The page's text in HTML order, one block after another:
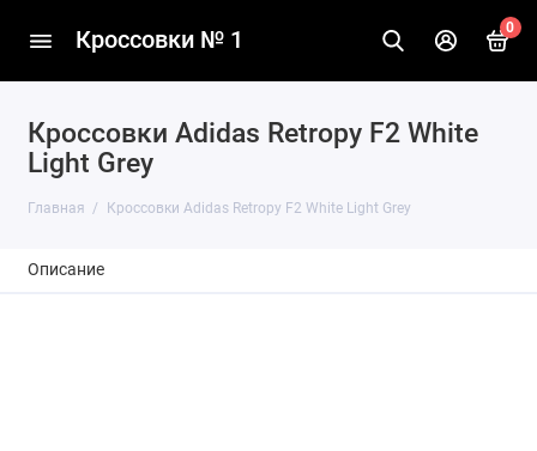
Кроссовки № 1 0
Кроссовки Adidas Retropy F2 White
Light Grey
Главная Кроссовки Adidas Retropy F2 White Light Grey
Описание